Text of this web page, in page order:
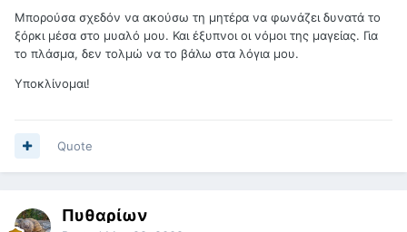
Μπορούσα σχεδόν να ακούσω τη μητέρα να φωνάζει δυνατά το
ξόρκι μέσα στο μυαλό μου. Και έξυπνοι οι νόμοι της μαγείας. Για
το πλάσμα, δεν τολμώ να το βάλω στα λόγια μου.
Υποκλίνομαι!
Quote
Πυθαρίων